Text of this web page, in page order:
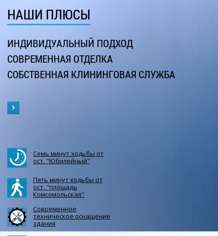
НАШИ ПЛЮСЫ
ИНДИВИДУАЛЬНЫЙ ПОДХОД
СОВРЕМЕННАЯ ОТДЕЛКА
СОБСТВЕННАЯ КЛИНИНГОВАЯ СЛУЖБА
Семь минут ходьбы от
ост. "Юбилейный"
Пять минут ходьбы от
ост. "площадь
Комсомольская"
Современное
техническое оснащение
здания